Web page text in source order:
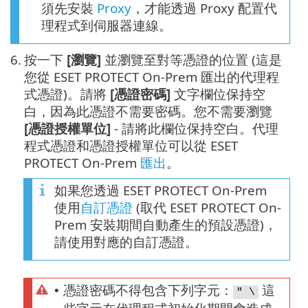
須先安裝 Proxy ，才能透過 Proxy 配置代
理程式到伺服器連線。
6. 按一下 [瀏覽] 並瀏覽至對等憑證的位置 (這是
您從 ESET PROTECT On-Prem 匯出的代理程
式憑證)。請將 [憑證密碼] 文字欄位保持空
白，因為此憑證不需要密碼。您不需要瀏覽
[憑證授權單位] - 請將此欄位保持空白。代理
程式憑證和憑證授權單位可以從 ESET
PROTECT On-Prem 匯出 。
如果您透過 ESET PROTECT On-Prem
使用自訂憑證 (取代 ESET PROTECT On-
Prem 安裝期間自動產生的預設憑證)，
請使用對應的自訂憑證。
• 憑證密碼不得包含下列字元： " \
這